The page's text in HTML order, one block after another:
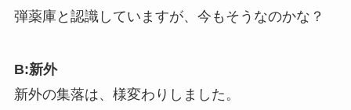
弾薬庫と認識していますが、今もそうなのかな？
B:新外
新外の集落は、様変わりしました。